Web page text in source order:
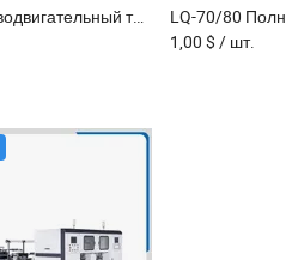
LQ-70/95 Серводвигательный термоформовочный станок для производства крышек под пищевые лотки
1,00 $ / шт.